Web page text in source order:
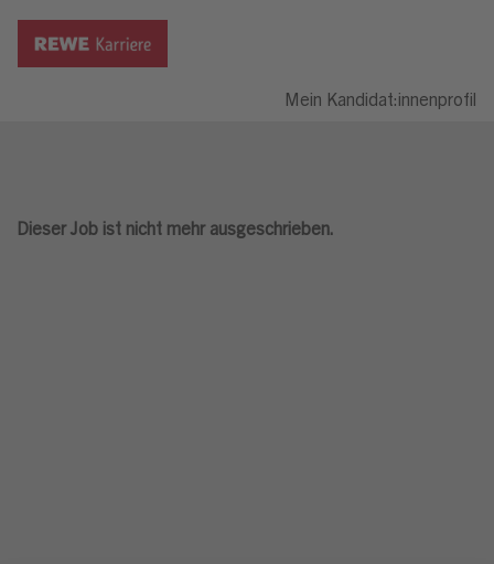
Mein Kandidat:innenprofil
Dieser Job ist nicht mehr ausgeschrieben.